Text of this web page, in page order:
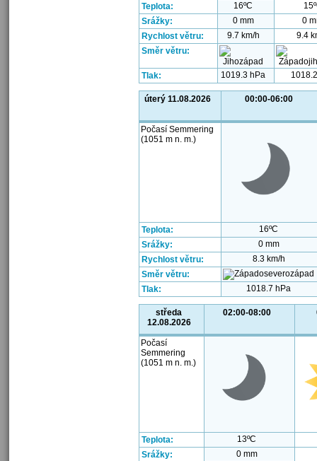
Teplota: 16ºC
Srážky:
0 mm
0
Rychlost větru:
9.7 km/h
9.4
Směr větru:
Tlak: 1019.3 hPa
úterý 11.08.2026 00:00-06:00
Počasí Semmering
(1051 m n. m.)
Teplota:
16ºC
Srážky:
0 mm
Rychlost větru:
8.3 km/h
Směr větru:
Tlak:
1018.7 hPa
středa
12.08.2026
02:00-08:00
Počasí
Semmering
(1051 m n. m.)
Teplota:
13ºC
Srážky:
0 mm